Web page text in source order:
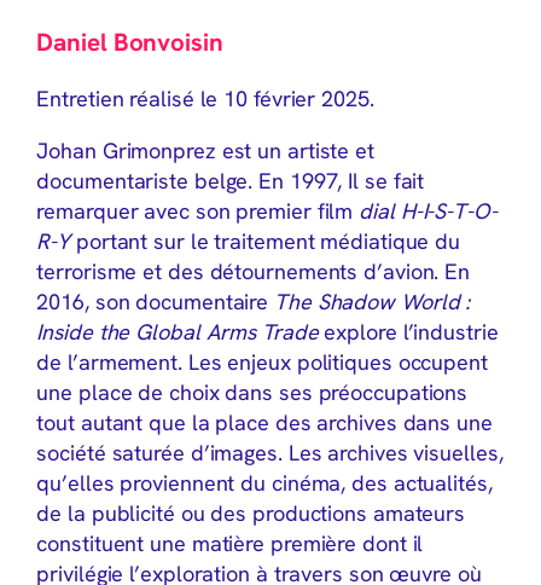
Daniel Bonvoisin
Entretien réalisé le 10 février 2025.
Johan Grimonprez est un artiste et
documentariste belge. En 1997, Il se fait
remarquer avec son premier film dial H-I-S-T-O-
R-Yportant sur le traitement médiatique du
terrorisme et des détournements d’avion. En
2016, son documentaire The Shadow World :
Inside the Global Arms Tradeexplore l’industrie
de l’armement. Les enjeux politiques occupent
une place de choix dans ses préoccupations
tout autant que la place des archives dans une
société saturée d’images. Les archives visuelles,
qu’elles proviennent du cinéma, des actualités,
de la publicité ou des productions amateurs
constituent une matière première dont il
privilégie l’exploration à travers son œuvre où